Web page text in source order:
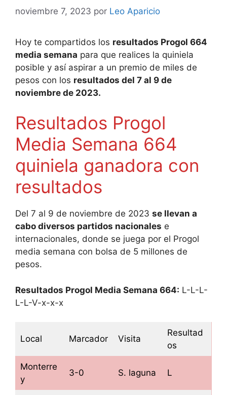
noviembre 7, 2023 por Leo Aparicio
Hoy te compartidos los resultados Progol 664
media semana para que realices la quiniela
posible y así aspirar a un premio de miles de
pesos con los resultados del 7 al 9 de
noviembre de 2023.
Resultados Progol
Media Semana 664
quiniela ganadora con
resultados
Del 7 al 9 de noviembre de 2023 se llevan a
cabo diversos partidos nacionales e
internacionales, donde se juega por el Progol
media semana con bolsa de 5 millones de
pesos.
Resultados Progol Media Semana 664: L-L-L-
L-L-V-x-x-x
Local Marcador Visita
Resultad
os
Monterre
y
3-0 S. laguna L